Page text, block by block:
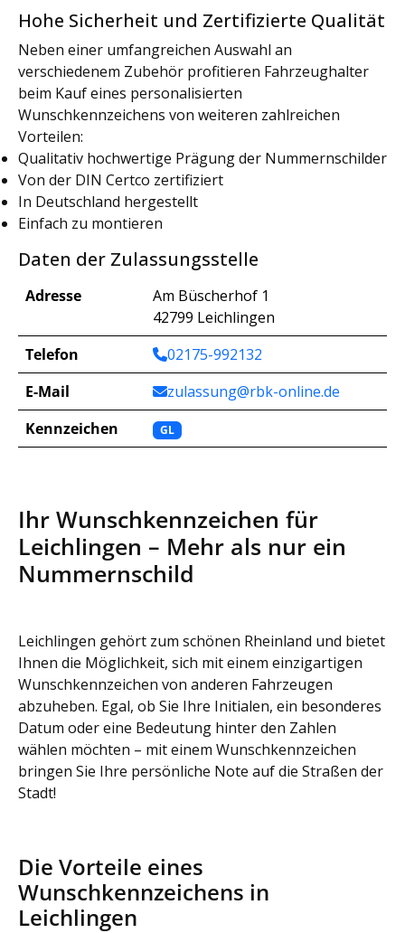
Hohe Sicherheit und Zertifizierte Qualität
Neben einer umfangreichen Auswahl an
verschiedenem Zubehör profitieren Fahrzeughalter
beim Kauf eines personalisierten
Wunschkennzeichens von weiteren zahlreichen
Vorteilen:
Qualitativ hochwertige Prägung der Nummernschilder
Von der DIN Certco zertifiziert
In Deutschland hergestellt
Einfach zu montieren
Daten der Zulassungsstelle
Adresse
Am Büscherhof 1
42799 Leichlingen
Telefon
02175-992132
E-Mail
zulassung@rbk-online.de
Kennzeichen
GL
Ihr Wunschkennzeichen für
Leichlingen – Mehr als nur ein
Nummernschild
Leichlingen gehört zum schönen Rheinland und bietet
Ihnen die Möglichkeit, sich mit einem einzigartigen
Wunschkennzeichen von anderen Fahrzeugen
abzuheben. Egal, ob Sie Ihre Initialen, ein besonderes
Datum oder eine Bedeutung hinter den Zahlen
wählen möchten – mit einem Wunschkennzeichen
bringen Sie Ihre persönliche Note auf die Straßen der
Stadt!
Die Vorteile eines
Wunschkennzeichens in
Leichlingen